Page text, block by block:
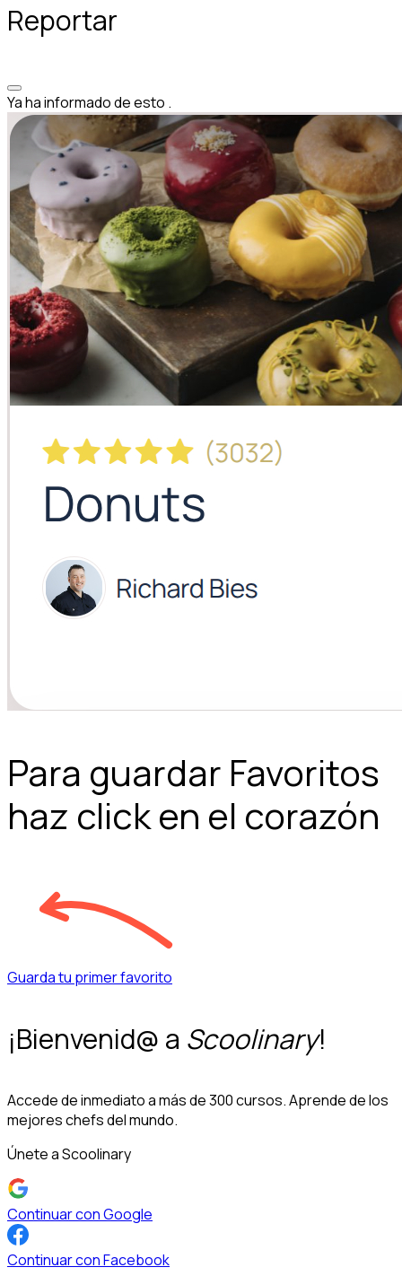
Reportar
Ya ha informado de esto .
Para guardar Favoritos
haz click en el corazón
Guarda tu primer favorito
¡Bienvenid@ a Scoolinary!
Accede de inmediato a más de 300 cursos. Aprende de los
mejores chefs del mundo.
Únete a Scoolinary
Continuar con Google
Continuar con Facebook